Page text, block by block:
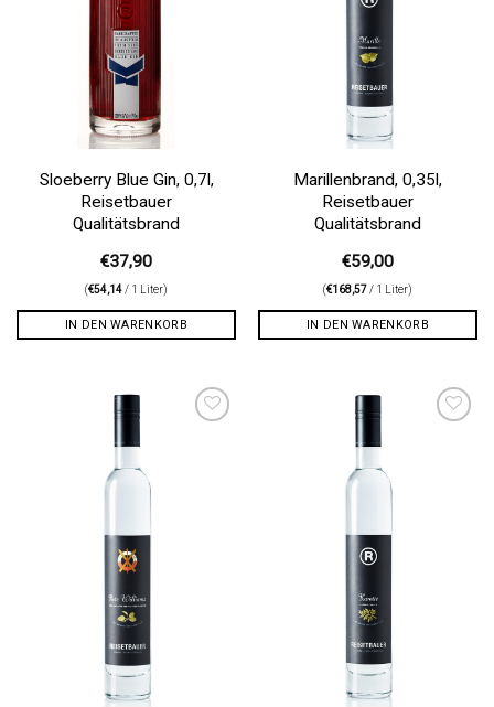
Sloeberry Blue Gin, 0,7l,
Reisetbauer
Qualitätsbrand
€37,90
(€54,14/ 1 Liter)
IN DEN WARENKORB
Marillenbrand, 0,35l,
Reisetbauer
Qualitätsbrand
€59,00
(€168,57/ 1 Liter)
IN DEN WARENKORB